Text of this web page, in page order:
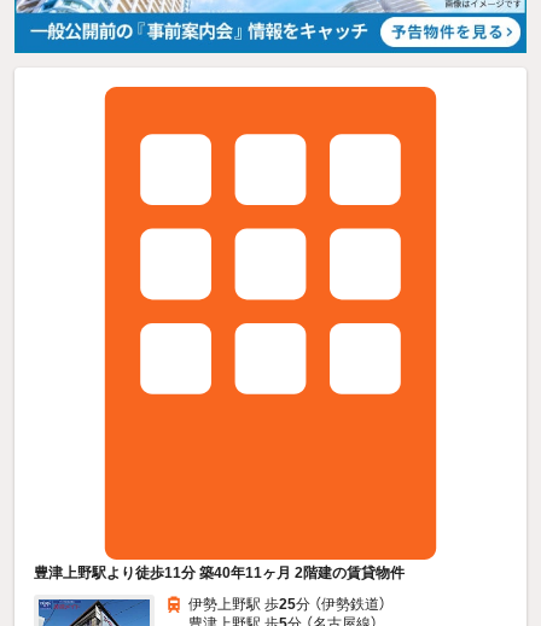
豊津上野駅より徒歩11分 築40年11ヶ月 2階建の賃貸物件
伊勢上野駅 歩25分 （伊勢鉄道）